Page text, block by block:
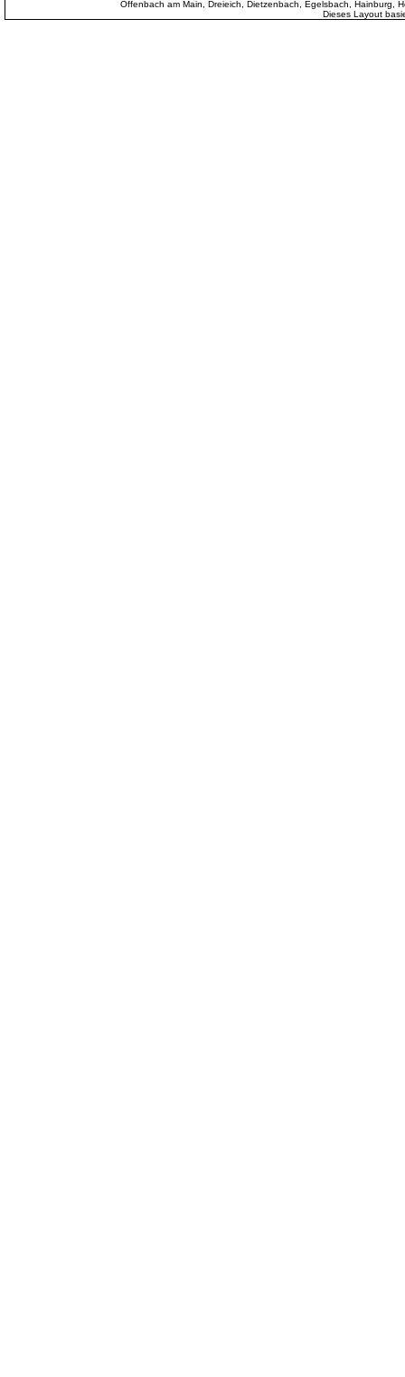
Offenbach am Main, Dreieich, Dietzenbach, Egelsbach, Hainburg,
Dieses Layout